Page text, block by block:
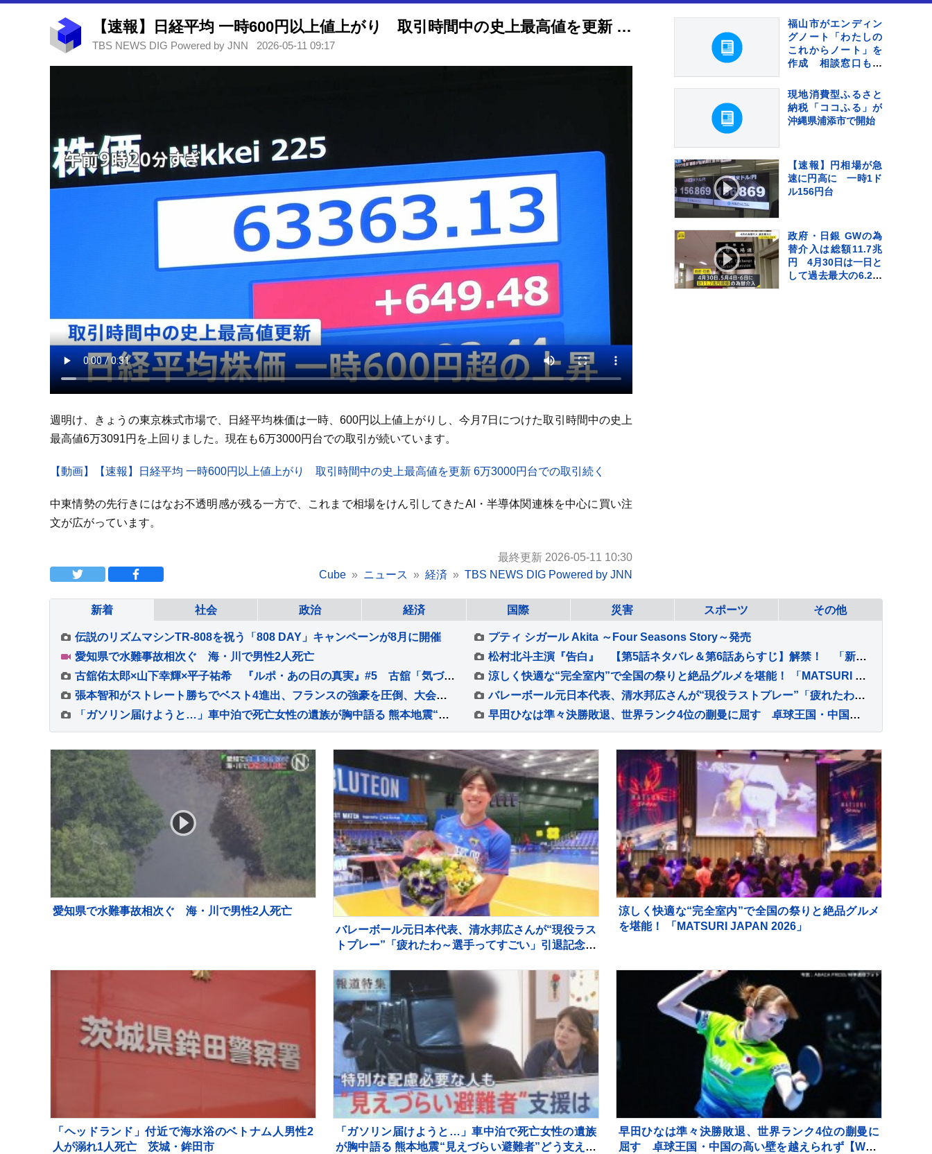
【速報】日経平均 一時600円以上値上がり 取引時間中の史上最高値を更新 6万3000円台での取引続く
TBS NEWS DIG Powered by JNN 2026-05-11 09:17
週明け、きょうの東京株式市場で、日経平均株価は一時、600円以上値上がりし、今月7日につけた取引時間中の史上
最高値6万3091円を上回りました。現在も6万3000円台での取引が続いています。
【動画】【速報】日経平均 一時600円以上値上がり 取引時間中の史上最高値を更新 6万3000円台での取引続く
中東情勢の先行きにはなお不透明感が残る一方で、これまで相場をけん引してきたAI・半導体関連株を中心に買い注
文が広がっています。
最終更新 2026-05-11 10:30
Cube
ニュース 経済 TBS NEWS DIG Powered by JNN
福山市がエンディン
グノート「わたしの
これからノート」を
作成 相談窓口も設
現地消費型ふるさと
納税「ココふる」が
沖縄県浦添市で開始
【速報】円相場が急
速に円高に 一時1ド
ル156円台
政府・日銀 GWの為
替介入は総額11.7兆
円 4月30日は一日と
して過去最大の6.2兆
新着 社会 政治 経済 国際 災害 スポーツ その他
伝説のリズムマシンTR-808を祝う「808 DAY」キャンペーンが8月に開催
プティ シガール Akita ～Four Seasons Story～発売
愛知県で水難事故相次ぐ 海・川で男性2人死亡
松村北斗主演『告白』 【第5話ネタバレ＆第6話あらすじ】解禁！ 「新場面写真7点」も！！
古舘佑太郎×山下幸輝×平子祐希 『ルポ・あの日の真実』#5 古舘「気づけば熱く語っていました」
涼しく快適な“完全室内”で全国の祭りと絶品グルメを堪能！ 「MATSURI JAPAN 2026」
張本智和がストレート勝ちでベスト4進出、フランスの強豪を圧倒、大会連覇まであと2つ【WTTチャンピオンズ横浜】
バレーボール元日本代表、清水邦広さんが“現役ラストプレー”「疲れたわ～選手ってすごい」引退記念試合で豪華メンバーも集結
「ガソリン届けようと…」車中泊で死亡女性の遺族が胸中語る 熊本地震“見えづらい避難者”どう支えるか “要配慮者”避難の現状 子どもの心ケアする医師も【報道特集】
早田ひなは準々決勝敗退、世界ランク4位の蒯曼に屈す 卓球王国・中国の高い壁を越えられず【WTTチャンピオンズ横浜】
愛知県で水難事故相次ぐ 海・川で男性2人死亡
バレーボール元日本代表、清水邦広さんが“現役ラス
トプレー”「疲れたわ～選手ってすごい」引退記念試
涼しく快適な“完全室内”で全国の祭りと絶品グルメ
を堪能！ 「MATSURI JAPAN 2026」
「ヘッドランド」付近で海水浴のベトナム人男性2
人が溺れ1人死亡 茨城・鉾田市
「ガソリン届けようと…」車中泊で死亡女性の遺族
が胸中語る 熊本地震“見えづらい避難者”どう支える
早田ひなは準々決勝敗退、世界ランク4位の蒯曼に
屈す 卓球王国・中国の高い壁を越えられず【WTT